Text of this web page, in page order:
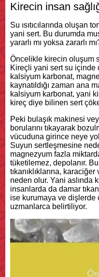
Kirecin insan
Su ısıtıcılarında oluşan
yani sert. Bu durumda
yararlı mı yoksa zararlı
Öncelikle kirecin oluşum
Kireçli yani sert su içinde
kalsiyum karbonat,
kaynatıldığı zaman ana
kalsiyum karbonat, yani
kireç diye bilinen sert
Peki bulaşık makinesi
borularını tıkayarak
vücuduna girince neye
Suyun sertleşmesine
magnezyum fazla
tüketilemez, depolanır.
tıkanıklıklarına,
neden olur. Yani aslında
insanlarda da damar
ise kurumaya ve dişlerde
uzmanlarca belirtiliyor.